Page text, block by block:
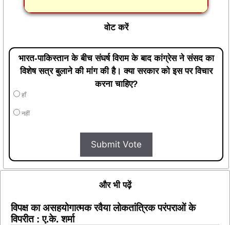
वोट करें
भारत-पाकिस्तान के बीच संघर्ष विराम के बाद कांग्रेस ने संसद का
विशेष सत्र बुलाने की मांग की है। क्या सरकार को इस पर विचार
करना चाहिए?
हाँ
नहीं
Submit Vote
और भी पढ़ें
विपक्ष का असहयोगात्मक रवैया लोकतांत्रिक परंपराओं के
विपरीत : ए.के. शर्मा